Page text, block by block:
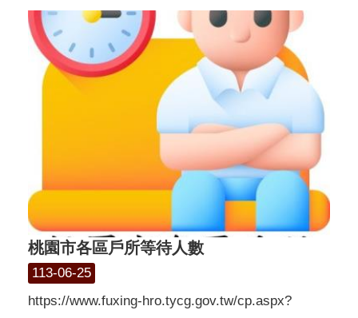
桃園市各區戶所等待人數
113-06-25
https://www.fuxing-hro.tycg.gov.tw/cp.aspx?